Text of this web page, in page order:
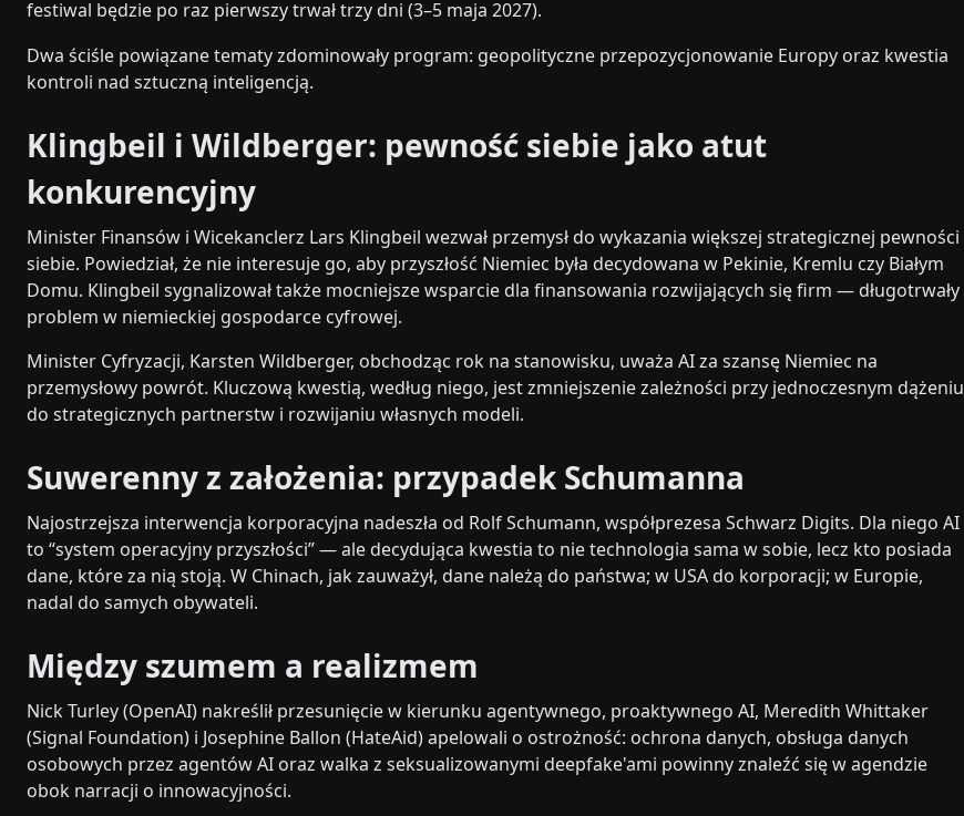
festiwal będzie po raz pierwszy trwał trzy dni (3–5 maja 2027).
Dwa ściśle powiązane tematy zdominowały program: geopolityczne przepozycjonowanie Europy oraz kwestia
kontroli nad sztuczną inteligencją.
Klingbeil i Wildberger: pewność siebie jako atut
konkurencyjny
Minister Finansów i Wicekanclerz Lars Klingbeil wezwał przemysł do wykazania większej strategicznej pewności
siebie. Powiedział, że nie interesuje go, aby przyszłość Niemiec była decydowana w Pekinie, Kremlu czy Białym
Domu. Klingbeil sygnalizował także mocniejsze wsparcie dla finansowania rozwijających się firm — długotrwały
problem w niemieckiej gospodarce cyfrowej.
Minister Cyfryzacji, Karsten Wildberger, obchodząc rok na stanowisku, uważa AI za szansę Niemiec na
przemysłowy powrót. Kluczową kwestią, według niego, jest zmniejszenie zależności przy jednoczesnym dążeniu
do strategicznych partnerstw i rozwijaniu własnych modeli.
Suwerenny z założenia: przypadek Schumanna
Najostrzejsza interwencja korporacyjna nadeszła od Rolf Schumann, współprezesa Schwarz Digits. Dla niego AI
to “system operacyjny przyszłości” — ale decydująca kwestia to nie technologia sama w sobie, lecz kto posiada
dane, które za nią stoją. W Chinach, jak zauważył, dane należą do państwa; w USA do korporacji; w Europie,
nadal do samych obywateli.
Między szumem a realizmem
Nick Turley (OpenAI) nakreślił przesunięcie w kierunku agentywnego, proaktywnego AI, Meredith Whittaker
(Signal Foundation) i Josephine Ballon (HateAid) apelowali o ostrożność: ochrona danych, obsługa danych
osobowych przez agentów AI oraz walka z seksualizowanymi deepfake'ami powinny znaleźć się w agendzie
obok narracji o innowacyjności.